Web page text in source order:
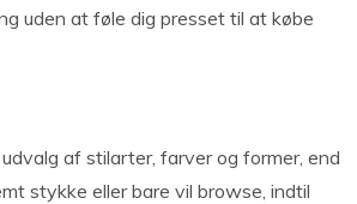
uden at føle dig presset til at købe
af stilarter, farver og former, end
stykke eller bare vil browse, indtil